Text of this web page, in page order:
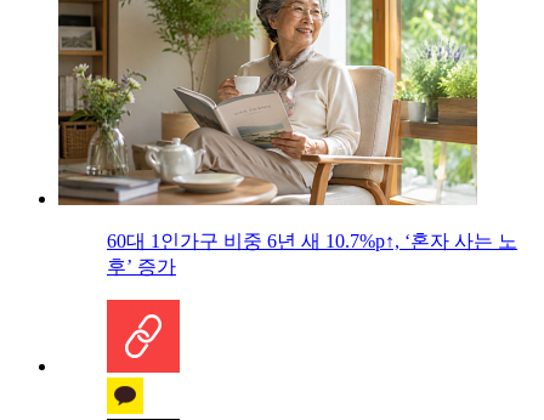
60대 1인가구 비중 6년 새 10.7%p↑, ‘혼자 사는 노
후’ 증가